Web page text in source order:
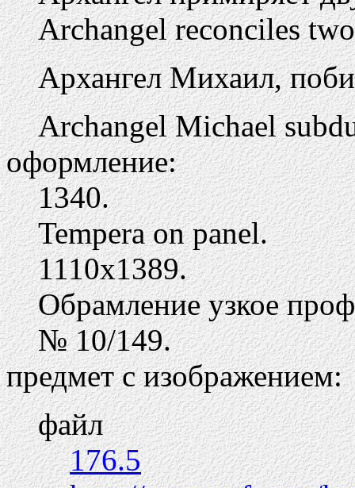
Archangel reconciles
Архангел Михаил,
Archangel Michael
оформление:
1340.
Tempera on panel.
1110х1389.
Обрамление узкое
№ 10/149.
предмет с изображением:
файл
176.5